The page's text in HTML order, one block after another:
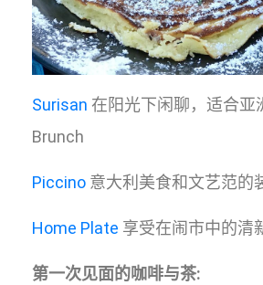
Surisan 在阳光下闲聊，适合亚
Brunch
Piccino 意大利美食和文艺范的
Home Plate 享受在闹市中的清
第一次见面的咖啡与茶: